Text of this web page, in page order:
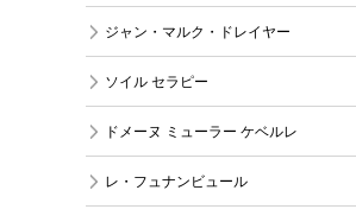
ジャン・マルク・ドレイヤー
ソイル セラピー
ドメーヌ ミューラー ケベルレ
レ・フュナンビュール